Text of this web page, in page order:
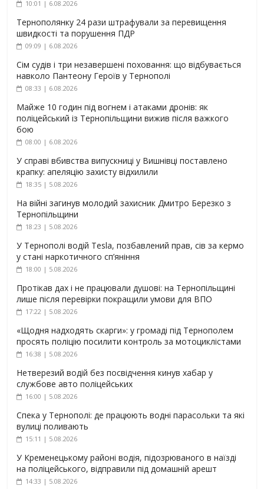
10:01 | 6.08.2026
Тернополянку 24 рази штрафували за перевищення
швидкості та порушення ПДР
09:09 | 6.08.2026
Сім судів і три незавершені поховання: що відбувається
навколо Пантеону Героїв у Тернополі
08:33 | 6.08.2026
Майже 10 годин під вогнем і атаками дронів: як
поліцейський із Тернопільщини вижив після важкого
бою
08:00 | 6.08.2026
У справі вбивства випускниці у Вишнівці поставлено
крапку: апеляцію захисту відхилили
18:35 | 5.08.2026
На війні загинув молодий захисник Дмитро Березко з
Тернопільщини
18:23 | 5.08.2026
У Тернополі водій Tesla, позбавлений прав, сів за кермо
у стані наркотичного сп’яніння
18:00 | 5.08.2026
Протікав дах і не працювали душові: на Тернопільщині
лише після перевірки покращили умови для ВПО
17:22 | 5.08.2026
«Щодня надходять скарги»: у громаді під Тернополем
просять поліцію посилити контроль за мотоциклістами
16:38 | 5.08.2026
Нетверезий водій без посвідчення кинув хабар у
службове авто поліцейських
16:00 | 5.08.2026
Спека у Тернополі: де працюють водні парасольки та які
вулиці поливають
15:11 | 5.08.2026
У Кременецькому районі водія, підозрюваного в наїзді
на поліцейського, відправили під домашній арешт
14:33 | 5.08.2026